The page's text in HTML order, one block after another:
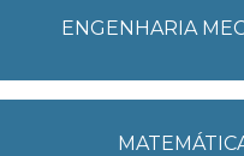
ENGENHARIA